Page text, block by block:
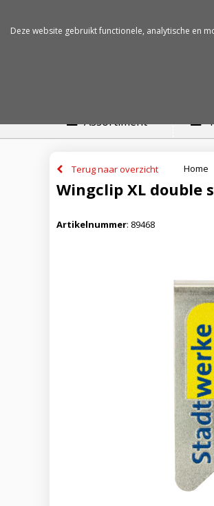
Assortiment
Terug naar overzicht Home
Wingclip XL double
Artikelnummer: 89468
Deze website gebruikt functionele, analytische en